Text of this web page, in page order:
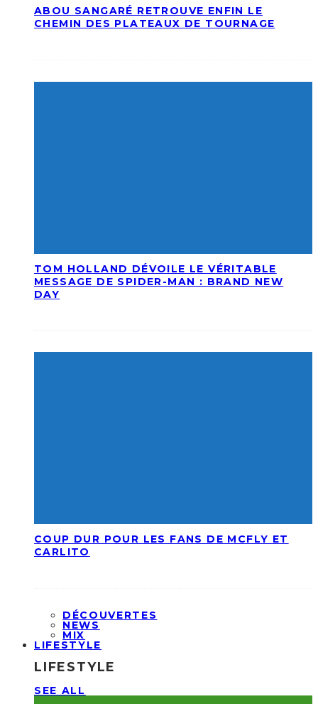
ABOU SANGARÉ RETROUVE ENFIN LE
CHEMIN DES PLATEAUX DE TOURNAGE
TOM HOLLAND DÉVOILE LE VÉRITABLE
MESSAGE DE SPIDER-MAN : BRAND NEW
DAY
COUP DUR POUR LES FANS DE MCFLY ET
CARLITO
DÉCOUVERTES
NEWS
MIX
LIFESTYLE
LIFESTYLE
SEE ALL